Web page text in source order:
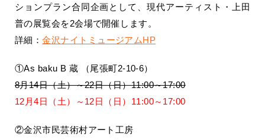
ションプラン合同企画として、現代アーティスト・上田
普の展覧会を2会場で開催します。
詳細：金沢ナイトミュージアムHP
①As baku B 蔵 （尾張町2-10-6）
8月14日（土）～22日（日）11:00～17:00
12月4日（土）～12日（日）11:00～17:00
②金沢市民芸術村アート工房